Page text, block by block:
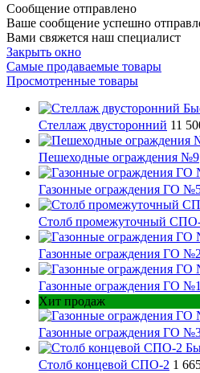
Сообщение отправлено
Ваше сообщение успешно
Вами свяжется наш специалист
Закрыть окно
Самые продаваемые товары
Просмотренные товары
Стеллаж двусторонний 11
Пешеходные ограждения №9
Газонные ограждения ГО
Столб промежуточный
Газонные ограждения ГО №2
Газонные ограждения ГО №1
Хит продаж
Газонные ограждения ГО
Столб концевой СПО-2 1